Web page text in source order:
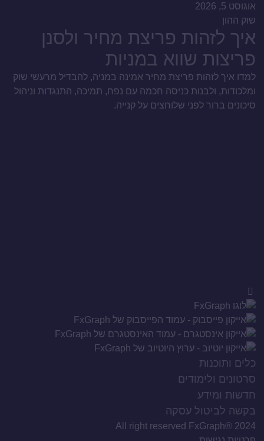
אוגוסט 5, 2026
שוק ההון
איך לזהות פריצת מחיר ולסנן
פריצות שווא במניות
למדו איך לזהות פריצת מחיר אמינה במניה, להבדיל מרעשי שוק
ומלכודות, ולבנות כניסה חכמה עם נפח, תמיכה, התנגדות וניהול
סיכונים ברור לפני שלוחצים על קנייה.
כלים ותוכנות
סרטונים ולימודים
חדשות ומידע
בקשה לביטול עסקה
All right reserved FxGraph® 2024